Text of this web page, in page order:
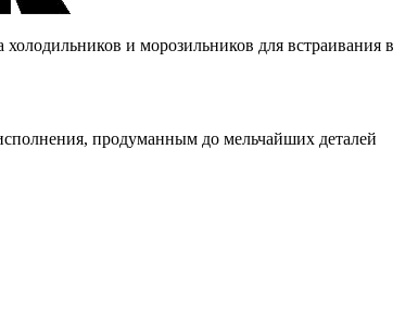
и морозильников для встраивания в
продуманным до мельчайших деталей